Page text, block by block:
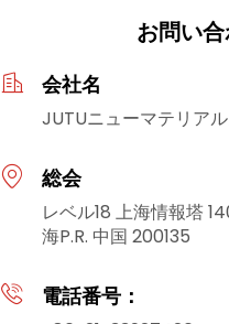
お問い
会社名
JUTUニューマテリア
総会
レベル18 上海情報塔
海P.R. 中国 200135
電話番号：